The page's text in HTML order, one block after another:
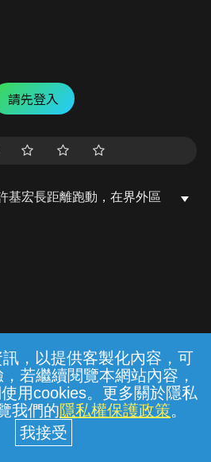
，以提供客製化內容，可
若繼續閱覽本網站內容，
用cookies。更多關於隱私
我們的隱私權保護政策。
請先登入
基宏長距離跑動，在界外區
服務條款 隱私權保護
限公司個人家庭分公司
96979949) © 2026
{{notifyMsg}}